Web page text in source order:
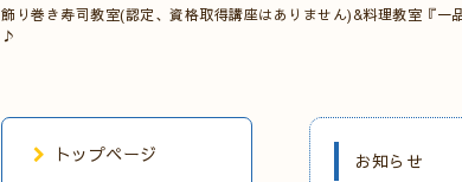
飾り巻き寿司教室(認定、資格取得講座はありません)&料理教室『
♪
お知らせ
トップページ